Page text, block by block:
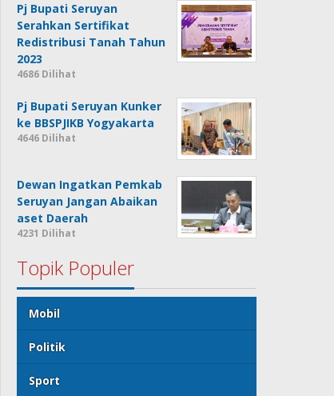
Pj Bupati Seruyan
Serahkan Sertifikat
Redistribusi Tanah Tahun
2023
4686 Dilihat
Pj Bupati Seruyan Kunker
ke BBSPJIKB Yogyakarta
4646 Dilihat
Dewan Ingatkan Pemkab
Seruyan Jangan Abaikan
aset Daerah
4231 Dilihat
Topik Populer
Mobil
Politik
Sport